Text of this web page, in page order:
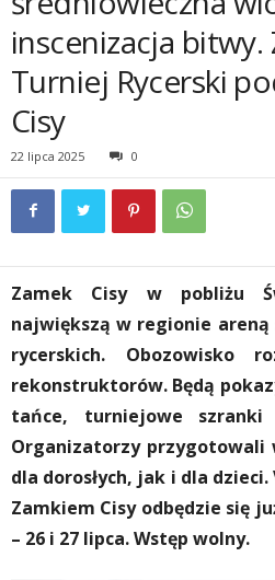
inscenizacja bitwy.
Turniej Rycerski
Cisy
22 lipca 2025 0
Zamek Cisy w pobliżu
największą w regionie
rycerskich. Obozowisko
rekonstruktorów. Będą
tańce, turniejowe
Organizatorzy
dla dorosłych, jak i dla
Zamkiem Cisy odbędzie się
– 26 i 27 lipca. Wstęp wolny.